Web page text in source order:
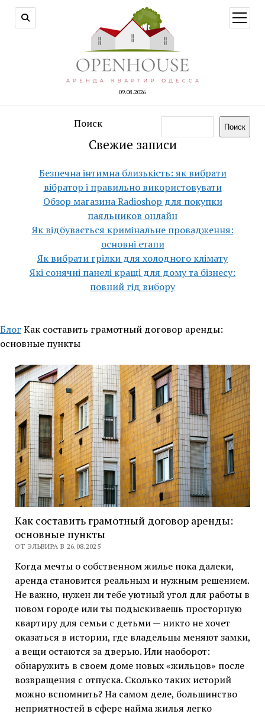
09.08.2026
меню
Поиск Поиск
Свежие записи
Безпечна інтимна близькість: як вибрати
вібратор і правильно використовувати
Обзор магазина Radioshop для покупки
паяльников онлайн
Як відбувається кримінальне провадження:
основні етапи
Як вибрати грілки для холодного клімату
Які сонячні панелі кращі для дому та бізнесу:
повний гід вибору
Блог Как составить грамотный договор аренды:
основные пункты
Как составить грамотный договор аренды:
основные пункты
ОТ ЭЛЬВИРА В 26.08.2025
Когда мечты о собственном жилье пока далеки,
аренда становится реальным и нужным решением.
Не важно, нужен ли тебе уютный угол для работы в
новом городе или ты подыскиваешь просторную
квартиру для семьи с детьми — никто не хочет
оказаться в истории, где владельцы меняют замки,
а вещи остаются за дверью. Или наоборот:
обнаружить в своем доме новых «жильцов» после
возвращения с отпуска. Сколько таких историй
можно вспомнить? На самом деле, большинство
неприятностей в сфере найма жилья легко